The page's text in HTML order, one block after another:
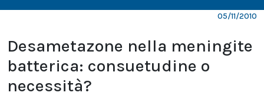
05/11/2010
Desametazone nella meningite
batterica: consuetudine o
necessità?